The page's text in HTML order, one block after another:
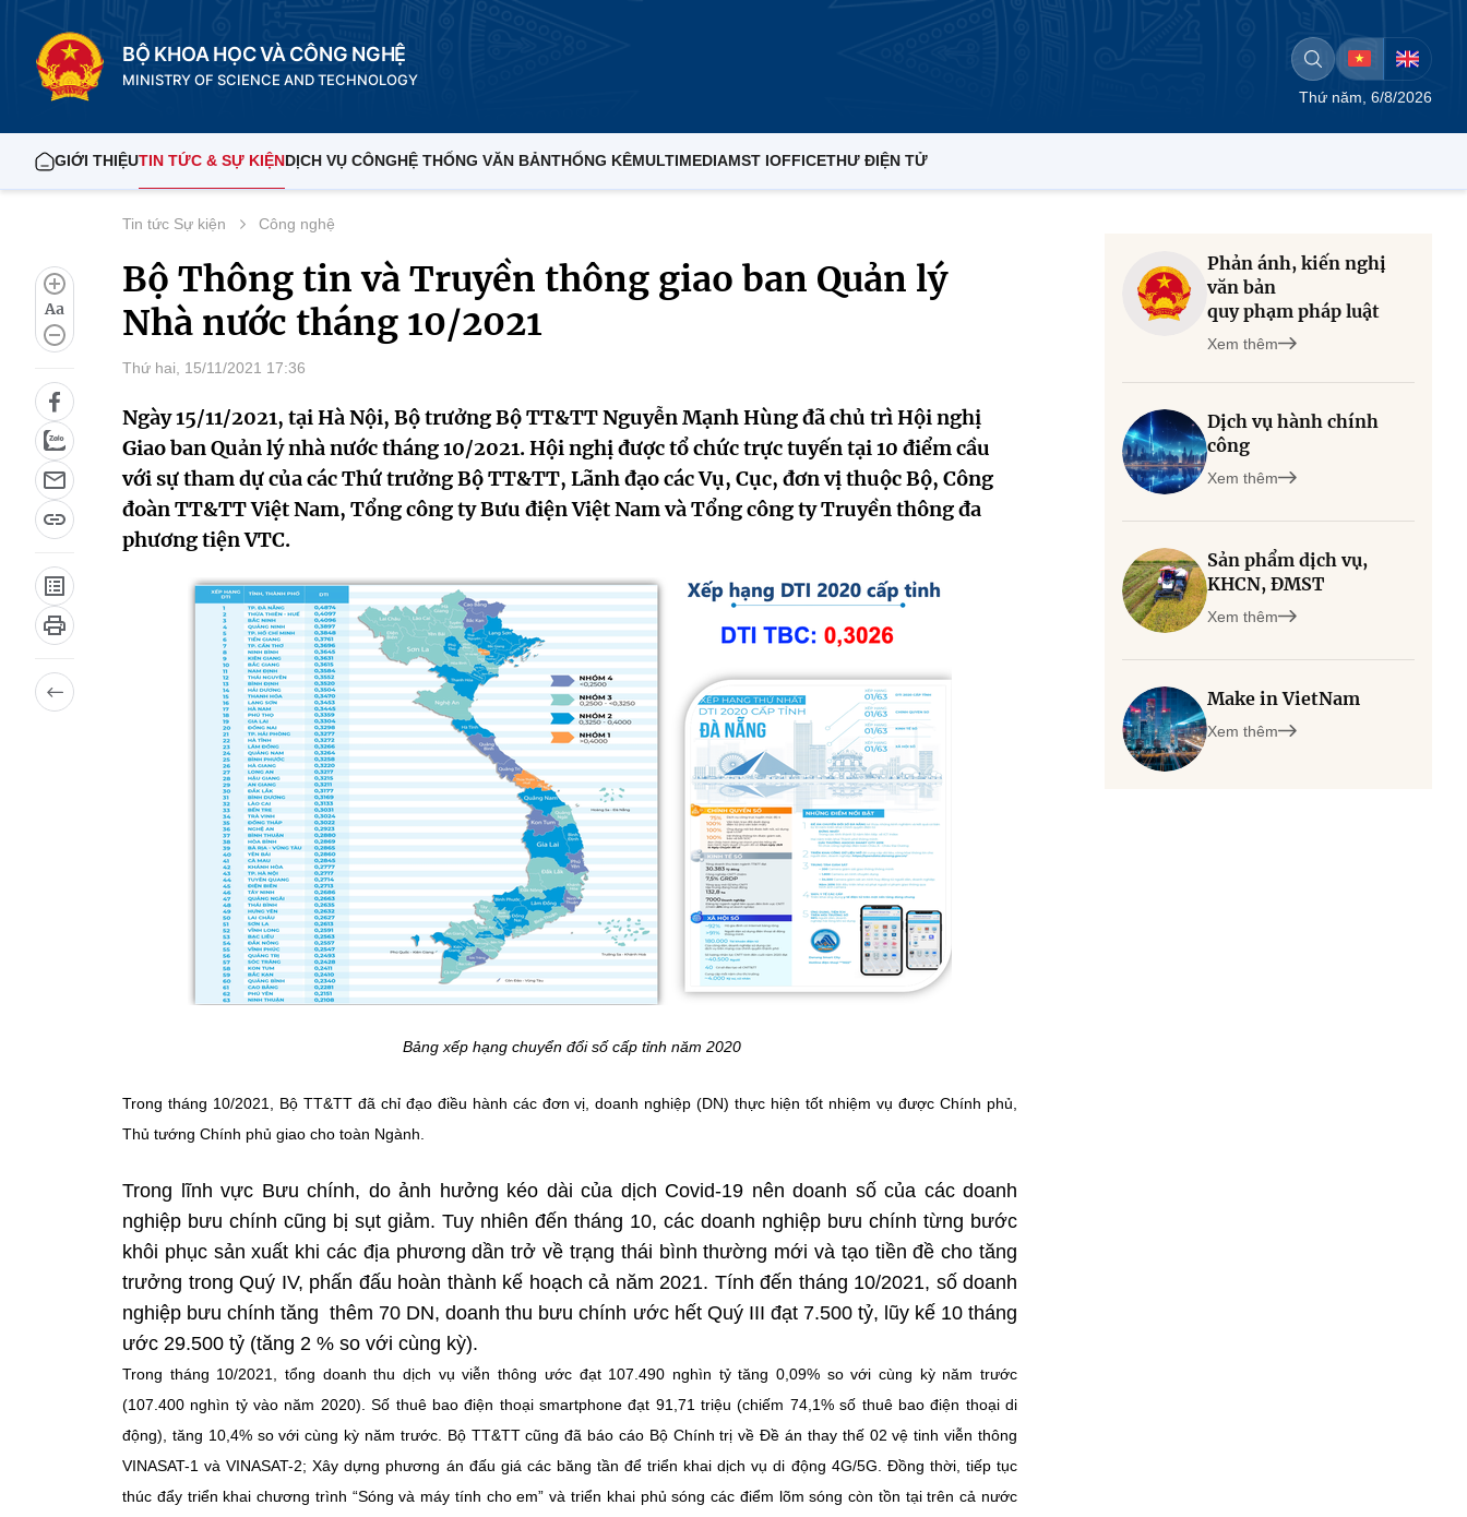
BỘ KHOA HỌC VÀ CÔNG NGHỆ
MINISTRY OF SCIENCE AND TECHNOLOGY
Thứ năm, 6/8/2026
GIỚI THIỆUTIN TỨC & SỰ KIỆNDỊCH VỤ CÔNGHỆ THỐNG VĂN BẢNTHỐNG KÊMULTIMEDIAMST IOFFICETHƯ ĐIỆN TỬ
Aa
Tin tức Sự kiện Công nghệ
Bộ Thông tin và Truyền thông giao ban Quản lý
Nhà nước tháng 10/2021
Thứ hai, 15/11/2021 17:36
Ngày 15/11/2021, tại Hà Nội, Bộ trưởng Bộ TT&TT Nguyễn Mạnh Hùng đã chủ trì Hội nghị
Giao ban Quản lý nhà nước tháng 10/2021. Hội nghị được tổ chức trực tuyến tại 10 điểm cầu
với sự tham dự của các Thứ trưởng Bộ TT&TT, Lãnh đạo các Vụ, Cục, đơn vị thuộc Bộ, Công
đoàn TT&TT Việt Nam, Tổng công ty Bưu điện Việt Nam và Tổng công ty Truyền thông đa
phương tiện VTC.
Bảng xếp hạng chuyển đổi số cấp tỉnh năm 2020
Trong tháng 10/2021, Bộ TT&TT đã chỉ đạo điều hành các đơn vị, doanh nghiệp (DN) thực hiện tốt nhiệm vụ được Chính phủ,
Thủ tướng Chính phủ giao cho toàn Ngành.
Trong lĩnh vực Bưu chính, do ảnh hưởng kéo dài của dịch Covid-19 nên doanh số của các doanh
nghiệp bưu chính cũng bị sụt giảm. Tuy nhiên đến tháng 10, các doanh nghiệp bưu chính từng bước
khôi phục sản xuất khi các địa phương dần trở về trạng thái bình thường mới và tạo tiền đề cho tăng
trưởng trong Quý IV, phấn đấu hoàn thành kế hoạch cả năm 2021. Tính đến tháng 10/2021, số doanh
nghiệp bưu chính tăng thêm 70 DN, doanh thu bưu chính ước hết Quý III đạt 7.500 tỷ, lũy kế 10 tháng
ước 29.500 tỷ (tăng 2 % so với cùng kỳ).
Trong tháng 10/2021, tổng doanh thu dịch vụ viễn thông ước đạt 107.490 nghìn tỷ tăng 0,09% so với cùng kỳ năm trước
(107.400 nghìn tỷ vào năm 2020). Số thuê bao điện thoại smartphone đạt 91,71 triệu (chiếm 74,1% số thuê bao điện thoại di
động), tăng 10,4% so với cùng kỳ năm trước. Bộ TT&TT cũng đã báo cáo Bộ Chính trị về Đề án thay thế 02 vệ tinh viễn thông
VINASAT-1 và VINASAT-2; Xây dựng phương án đấu giá các băng tần để triển khai dịch vụ di động 4G/5G. Đồng thời, tiếp tục
thúc đẩy triển khai chương trình “Sóng và máy tính cho em” và triển khai phủ sóng các điểm lõm sóng còn tồn tại trên cả nước
Phản ánh, kiến nghị
văn bản
quy phạm pháp luật
Xem thêm
Dịch vụ hành chính
công
Xem thêm
Sản phẩm dịch vụ,
KHCN, ĐMST
Xem thêm
Make in VietNam
Xem thêm